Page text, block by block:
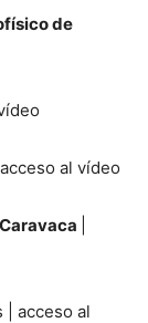
de
al vídeo
| acceso al